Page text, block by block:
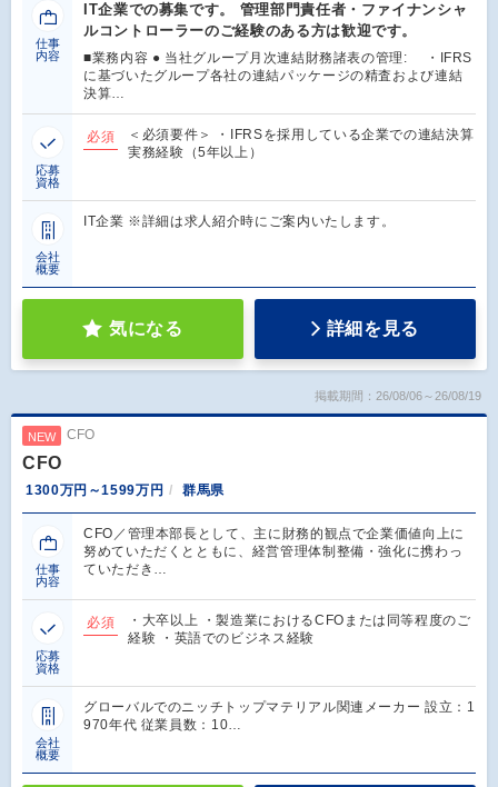
仕事
内容
IT企業での募集です。 管理部門責任者・ファイナンシャ
ルコントローラーのご経験のある方は歓迎です。
■業務内容 ● 当社グループ月次連結財務諸表の管理: ・IFRS
に基づいたグループ各社の連結パッケージの精査および連結
決算…
応募
資格
必須
＜必須要件＞ ・IFRSを採用している企業での連結決算
実務経験（5年以上）
会社
概要
IT企業 ※詳細は求人紹介時にご案内いたします。
気になる 詳細を見る
掲載期間：26/08/06～26/08/19
NEW CFO
CFO
1300万円～1599万円 群馬県
仕事
内容
CFO／管理本部長として、主に財務的観点で企業価値向上に
努めていただくとともに、経営管理体制整備・強化に携わっ
ていただき…
応募
資格
必須
・大卒以上 ・製造業におけるCFOまたは同等程度のご
経験 ・英語でのビジネス経験
会社
概要
グローバルでのニッチトップマテリアル関連メーカー 設立：1
970年代 従業員数：10…